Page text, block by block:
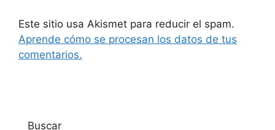
Este sitio usa Akismet para reducir el spam.
Aprende cómo se procesan los datos de tus
comentarios.
Buscar